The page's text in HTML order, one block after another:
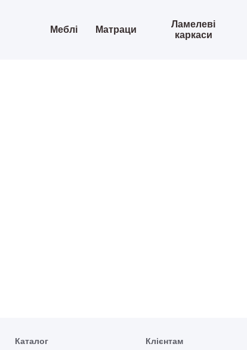
Меблі Матраци
Ламелеві
каркаси
Каталог Клієнтам